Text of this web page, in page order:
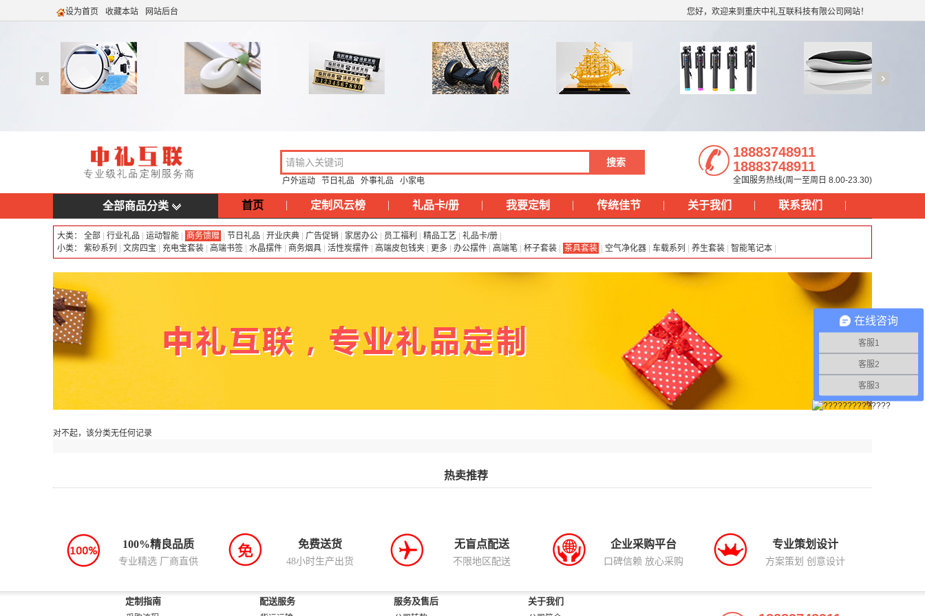
设为首页 收藏本站 网站后台 您好，欢迎来到重庆中礼互联科技有限公司网站！
户外运动 节日礼品 外事礼品 小家电
18883748911
18883748911
全国服务热线(周一至周日 8.00-23.30)
首页 定制风云榜 礼品卡/册 我要定制 传统佳节 关于我们 联系我们
全部商品分类
大类： 全部 行业礼品 运动智能 商务馈赠 节日礼品 开业庆典 广告促销 家居办公 员工福利 精品工艺 礼品卡/册
小类： 紫砂系列 文房四宝 充电宝套装 高端书签 水晶摆件 商务烟具 活性炭摆件 高端皮包钱夹 更多 办公摆件 高端笔 杯子套装 茶具套装 空气净化器 车载系列 养生套装 智能笔记本
对不起，该分类无任何记录
热卖推荐
100%精良品质
专业精选 厂商直供
免费送货
48小时生产出货
无盲点配送
不限地区配送
企业采购平台
口碑信赖 放心采购
专业策划设计
方案策划 创意设计
定制指南 配送服务 服务及售后 关于我们
在线咨询
客服1
客服2
客服3